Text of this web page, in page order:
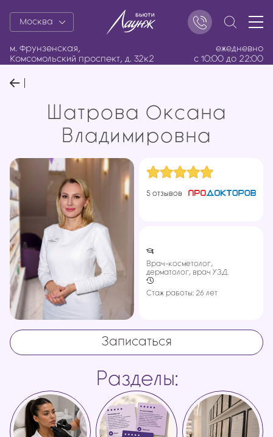
м. Фрунзенская,
Комсомольский проспект, д. 32к2
ежедневно
с 10:00 до 22:00
Москва
Шатрова Оксана
Владимировна
5 отзывов
Врач-косметолог,
дерматолог, врач УЗД.
Стаж работы: 26 лет
Записаться
Разделы: